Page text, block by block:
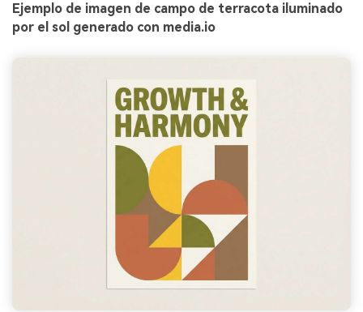
Ejemplo de imagen de campo de terracota iluminado
por el sol generado con media.io